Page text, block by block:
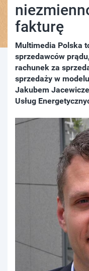
fakturę
Multimedia Polska
sprzedawców
rachunek za
sprzedaży w
Jakubem
Usług